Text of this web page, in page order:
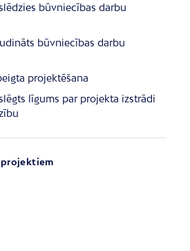
būvniecības darbu
būvniecības darbu
projektēšana
līgums par projekta izstrādi